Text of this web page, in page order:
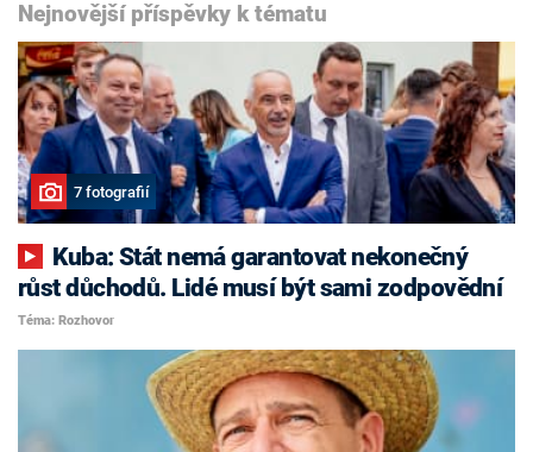
Nejnovější příspěvky k tématu
7 fotografií
růst důchodů. Lidé musí být sami zodpovědní
Téma: Rozhovor